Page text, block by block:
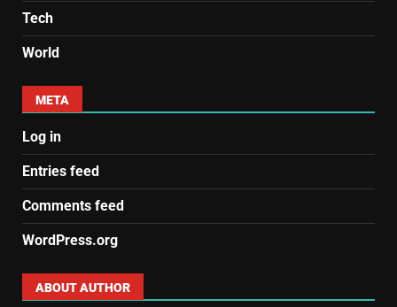
Tech
World
META
Log in
Entries feed
Comments feed
WordPress.org
ABOUT AUTHOR